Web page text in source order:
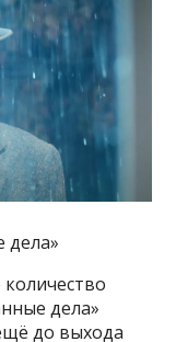
дела»
дела»
до выхода